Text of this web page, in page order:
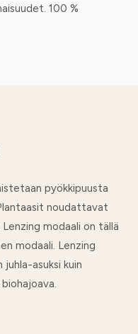
100 %
pyökkipuusta
noudattavat
modaali on tällä
modaali. Lenzing
asuksi kuin